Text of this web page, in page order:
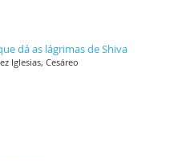
dá as lágrimas de Shiva
Iglesias, Cesáreo